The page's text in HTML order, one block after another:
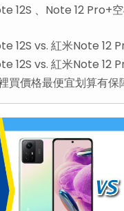
12S 、Note 12 Pro+
12S vs. 紅米Note 12
12S vs. 紅米Note 12
買價格最便宜划算有保